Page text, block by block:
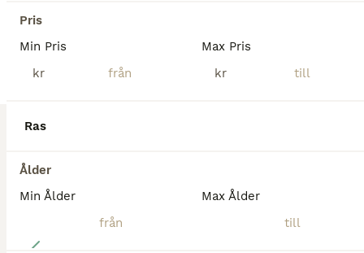
Pris
Min Pris
kr
Max Pris
kr
Ras
Ålder
Min Ålder
Max Ålder